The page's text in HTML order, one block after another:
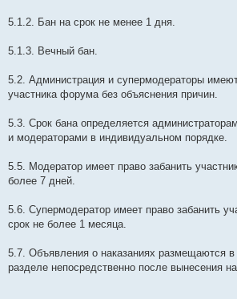
5.1.2. Бан на срок не менее 1 дня.
5.1.3. Вечный бан.
5.2. Администрация и супермодераторы
участника форума без объяснения причин.
5.3. Срок бана определяется
и модераторами в индивидуальном порядке.
5.5. Модератор имеет право забанить
более 7 дней.
5.6. Супермодератор имеет право забанить
срок не более 1 месяца.
5.7. Объявления о наказаниях размещаются
разделе непосредственно после вынесения